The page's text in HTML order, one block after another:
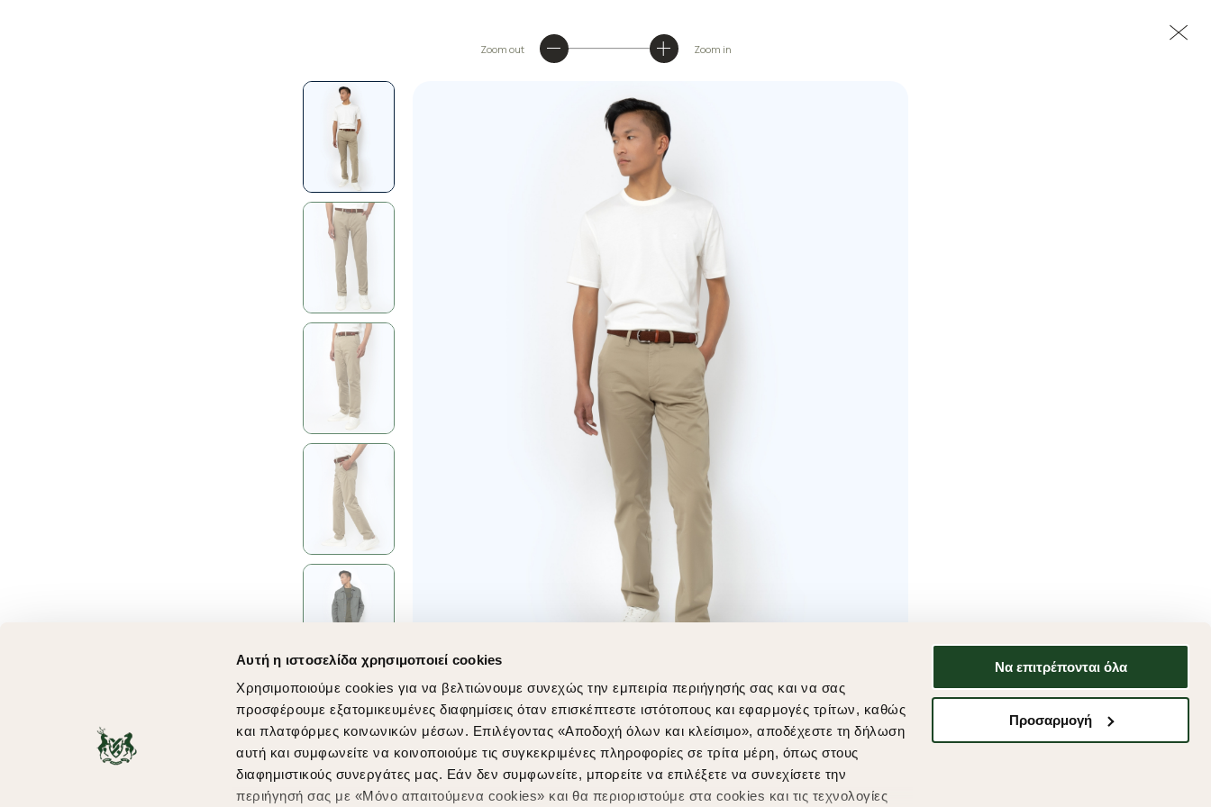
Αυτή η ιστοσελίδα χρησιμοποιεί cookies
Χρησιμοποιούμε cookies για να βελτιώνουμε συνεχώς την εμπειρία περιήγησής σας και να σας
προσφέρουμε εξατομικευμένες διαφημίσεις όταν επισκέπτεστε ιστότοπους και εφαρμογές τρίτων, καθώς
και πλατφόρμες κοινωνικών μέσων. Επιλέγοντας «Αποδοχή όλων και κλείσιμο», αποδέχεστε τη δήλωση
αυτή και συμφωνείτε να κοινοποιούμε τις συγκεκριμένες πληροφορίες σε τρίτα μέρη, όπως στους
διαφημιστικούς συνεργάτες μας. Εάν δεν συμφωνείτε, μπορείτε να επιλέξετε να συνεχίσετε την
περιήγησή σας με «Μόνο απαιτούμενα cookies» και θα περιοριστούμε στα cookies και τις τεχνολογίες
Να επιτρέπονται όλα
Προσαρμογή
Zoom out Zoom in